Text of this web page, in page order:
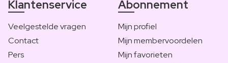
Klantenservice
Veelgestelde vragen
Contact
Pers
Abonnement
Mijn profiel
Mijn membervoordelen
Mijn favorieten